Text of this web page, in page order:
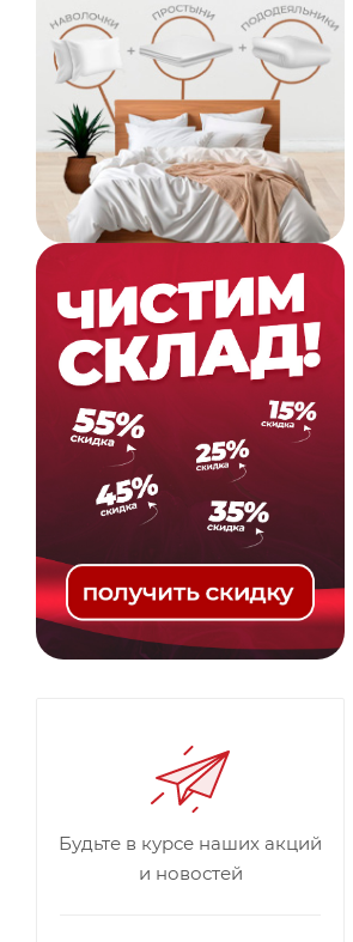
Будьте в курсе наших акций
и новостей